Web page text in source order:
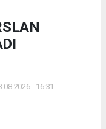
- 16:31